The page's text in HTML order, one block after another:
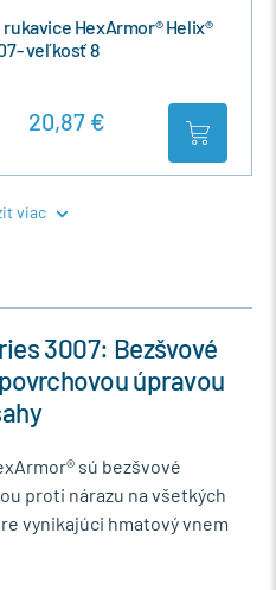
HexArmor® Helix®
veľkosť 8
20,87 €
viac
3007: Bezšvové
úpravou
sú bezšvové
proti nárazu na všetkých
vynikajúci hmatový vnem